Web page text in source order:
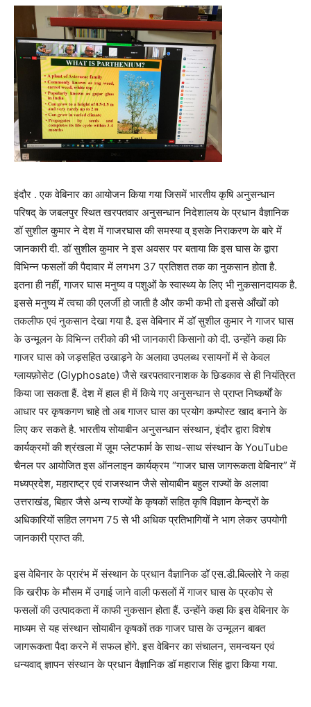
इंदौर . एक वेबिनार का आयोजन किया गया जिसमें भारतीय कृषि अनुसन्धान
परिषद् के जबलपुर स्थित खरपतवार अनुसन्धान निदेशालय के प्रधान वैज्ञानिक
डॉ सुशील कुमार ने देश में गाजरघास की समस्या व् इसके निराकरण के बारे में
जानकारी दी. डॉ सुशील कुमार ने इस अवसर पर बताया कि इस घास के द्वारा
विभिन्न फसलों की पैदावार में लगभग 37 प्रतिशत तक का नुकसान होता है.
इतना ही नहीं, गाजर घास मनुष्य व पशुओं के स्वास्थ्य के लिए भी नुकसानदायक है.
इससे मनुष्य में त्वचा की एलर्जी हो जाती है और कभी कभी तो इससे आँखों को
तकलीफ एवं नुकसान देखा गया है. इस वेबिनार में डॉ सुशील कुमार ने गाजर घास
के उन्मूलन के विभिन्न तरीको की भी जानकारी किसानो को दी. उन्होंने कहा कि
गाजर घास को जड़सहित उखाड़ने के अलावा उपलब्ध रसायनों में से केवल
ग्लायफ़ोसेट (Glyphosate) जैसे खरपतवारनाशक के छिडकाव से ही नियंत्रित
किया जा सकता हैं. देश में हाल ही में किये गए अनुसन्धान से प्राप्त निष्कर्षों के
आधार पर कृषकगण चाहे तो अब गाजर घास का प्रयोग कम्पोस्ट खाद बनाने के
लिए कर सकते है. भारतीय सोयाबीन अनुसन्धान संस्थान, इंदौर द्वारा विशेष
कार्यक्रमों की श्रंखला में ज़ूम प्लेटफार्म के साथ-साथ संस्थान के YouTube
चैनल पर आयोजित इस ऑनलाइन कार्यक्रम “गाजर घास जागरूकता वेबिनार” में
मध्यप्रदेश, महाराष्ट्र एवं राजस्थान जैसे सोयाबीन बहुल राज्यों के अलावा
उत्तराखंड, बिहार जैसे अन्य राज्यों के कृषकों सहित कृषि विज्ञान केन्द्रों के
अधिकारियों सहित लगभग 75 से भी अधिक प्रतिभागियों ने भाग लेकर उपयोगी
जानकारी प्राप्त की.
इस वेबिनार के प्रारंभ में संस्थान के प्रधान वैज्ञानिक डॉ एस.डी.बिल्लोरे ने कहा
कि खरीफ के मौसम में उगाई जाने वाली फसलों में गाजर घास के प्रकोप से
फसलों की उत्पादकता में काफी नुकसान होता हैं. उन्होंने कहा कि इस वेबिनार के
माध्यम से यह संस्थान सोयाबीन कृषकों तक गाजर घास के उन्मूलन बाबत
जागरूकता पैदा करने में सफल होंगे. इस वेबिनर का संचालन, समन्वयन एवं
धन्यवाद् ज्ञापन संस्थान के प्रधान वैज्ञानिक डॉ महाराज सिंह द्वारा किया गया.